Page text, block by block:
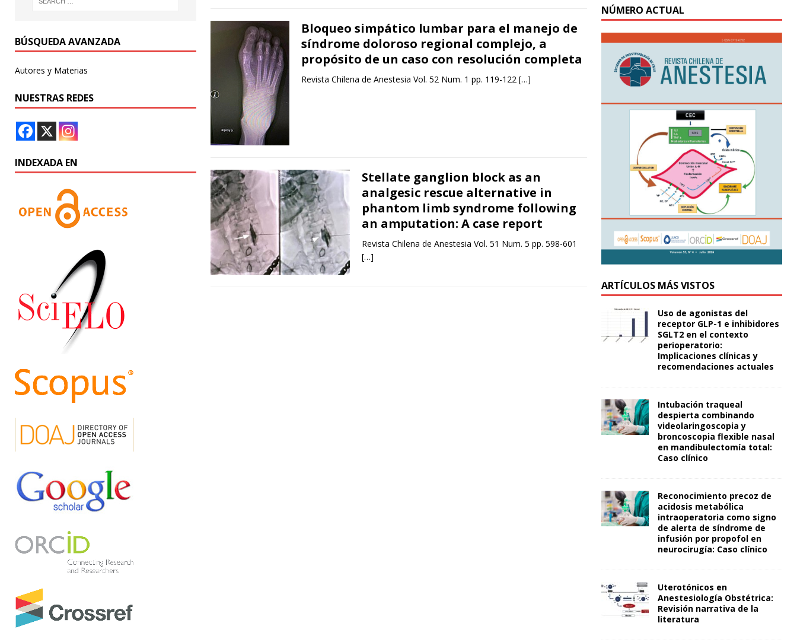
Bloqueo simpático lumbar para el manejo de
síndrome doloroso regional complejo, a
propósito de un caso con resolución completa
Revista Chilena de Anestesia Vol. 52 Num. 1 pp. 119-122 […]
Stellate ganglion block as an
analgesic rescue alternative in
phantom limb syndrome following
an amputation: A case report
Revista Chilena de Anestesia Vol. 51 Num. 5 pp. 598-601
[…]
BÚSQUEDA AVANZADA
Autores y Materias
NUESTRAS REDES
INDEXADA EN
NÚMERO ACTUAL
ARTÍCULOS MÁS VISTOS
Uso de agonistas del
receptor GLP-1 e inhibidores
SGLT2 en el contexto
perioperatorio:
Implicaciones clínicas y
recomendaciones actuales
Intubación traqueal
despierta combinando
videolaringoscopia y
broncoscopia flexible nasal
en mandibulectomía total:
Caso clínico
Reconocimiento precoz de
acidosis metabólica
intraoperatoria como signo
de alerta de síndrome de
infusión por propofol en
neurocirugía: Caso clínico
Uterotónicos en
Anestesiología Obstétrica:
Revisión narrativa de la
literatura